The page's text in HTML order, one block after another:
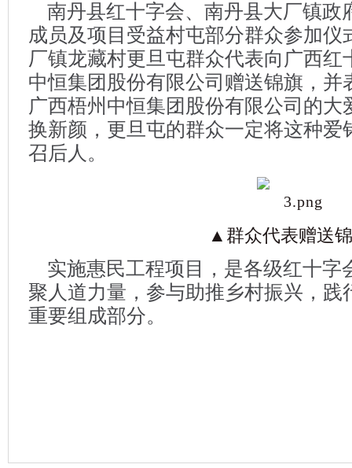
南丹县红十字会、南丹县大厂镇政
成员及项目受益村屯部分群众参加仪
厂镇龙藏村更旦屯群众代表向广西红
中恒集团股份有限公司赠送锦旗，并
广西梧州中恒集团股份有限公司的大
换新颜，更旦屯的群众一定将这种爱
召后人。
▲群众代表赠送
实施惠民工程项目，是各级红十字
聚人道力量，参与助推乡村振兴，践
重要组成部分。